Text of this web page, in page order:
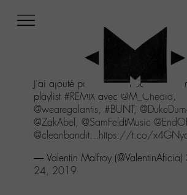
au
menu
Aller
au
contenu
J'ai ajouté pour vous 5 nouveaux
playlist #REMIX avec @M_Chedid,
@wearegalantis, #BUNT,
@ZakAbel , @SamFeldtMusic
@cleanbandit...https://t.co/
— Valentin Malfroy (@ValentinAficia)
24, 2019